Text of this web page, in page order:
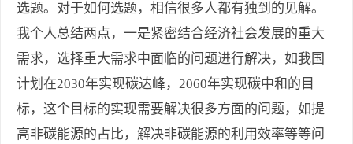
选题。对于如何选题，相信很多人都有独到的见解。
我个人总结两点，一是紧密结合经济社会发展的重大
需求，选择重大需求中面临的问题进行解决，如我国
计划在2030年实现碳达峰，2060年实现碳中和的目
标，这个目标的实现需要解决很多方面的问题，如提
高非碳能源的占比，解决非碳能源的利用效率等等问